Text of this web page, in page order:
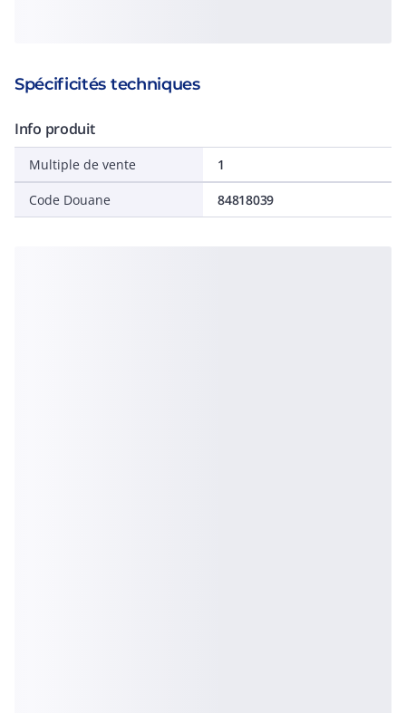
Spécificités techniques
Info produit
Multiple de vente 1
Code Douane 84818039